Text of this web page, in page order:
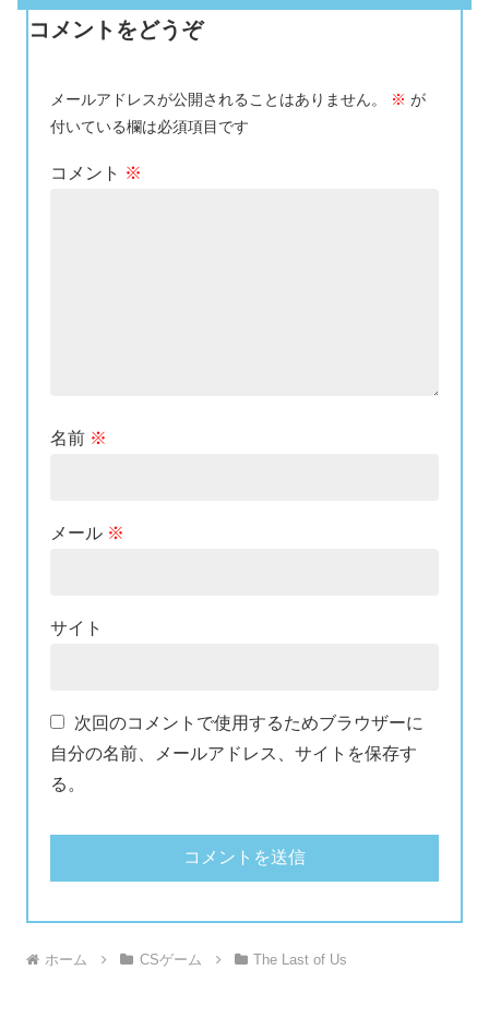
コメントをどうぞ
メールアドレスが公開されることはありません。 ※ が
付いている欄は必須項目です
コメント ※
名前 ※
メール ※
サイト
次回のコメントで使用するためブラウザーに
自分の名前、メールアドレス、サイトを保存す
る。
ホーム CSゲーム The Last of Us